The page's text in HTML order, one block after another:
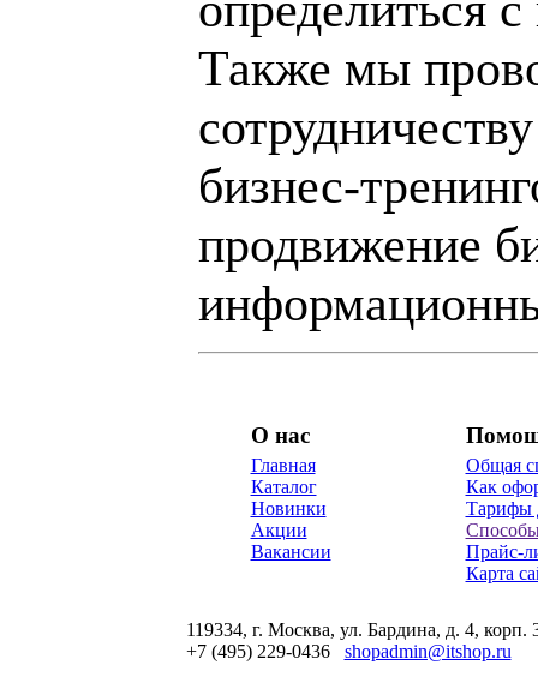
Также мы
бизнес-
продвижение
О нас
Главная
Каталог
Новинки
Акции
Вакансии
Общая
Как
Тарифы
Прайс-
Карта
119334, г. Москва, ул. Бардина, д. 4, корп.
+7 (495) 229-0436 shopadmin@itshop.ru